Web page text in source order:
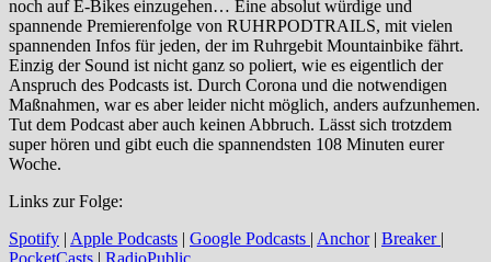
noch auf E-Bikes einzugehen… Eine absolut würdige und
spannende Premierenfolge von RUHRPODTRAILS, mit vielen
spannenden Infos für jeden, der im Ruhrgebit Mountainbike fährt.
Einzig der Sound ist nicht ganz so poliert, wie es eigentlich der
Anspruch des Podcasts ist. Durch Corona und die notwendigen
Maßnahmen, war es aber leider nicht möglich, anders aufzunhemen.
Tut dem Podcast aber auch keinen Abbruch. Lässt sich trotzdem
super hören und gibt euch die spannendsten 108 Minuten eurer
Woche.
Links zur Folge:
Spotify | Apple Podcasts | Google Podcasts | Anchor| Breaker |
PocketCasts | RadioPublic